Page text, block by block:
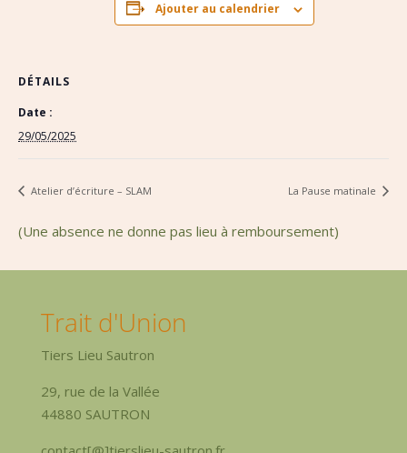
Ajouter au calendrier
DÉTAILS
Date :
29/05/2025
Atelier d’écriture – SLAM La Pause matinale
(Une absence ne donne pas lieu à remboursement)
Trait d'Union
Tiers Lieu Sautron
29, rue de la Vallée
44880 SAUTRON